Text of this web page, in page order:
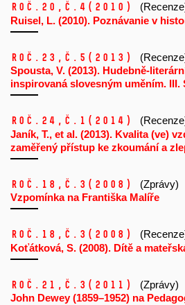
Roč.20, č.4 (2010)
Ruisel, L. (2010). Poznávanie v
Roč.23, č.5 (2013)
Spousta, V. (2013). Hudebně-
inspirovaná slovesným uměním. III.
Roč.24, č.1 (2014)
Janík, T., et al. (2013). Kvalita (ve)
zaměřený přístup ke zkoumání a
Roč.18, č.3 (2008)
(Zprávy)
Vzpomínka na Františka Malíře
Roč.18, č.3 (2008)
Koťátková, S. (2008). Dítě a
Roč.21, č.3 (2011)
(Zprávy)
John Dewey (1859–1952) na